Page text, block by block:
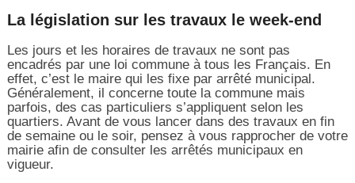
La législation sur les travaux le week-end
Les jours et les horaires de travaux ne sont pas
encadrés par une loi commune à tous les Français. En
effet, c’est le maire qui les fixe par arrêté municipal.
Généralement, il concerne toute la commune mais
parfois, des cas particuliers s’appliquent selon les
quartiers. Avant de vous lancer dans des travaux en fin
de semaine ou le soir, pensez à vous rapprocher de votre
mairie afin de consulter les arrêtés municipaux en
vigueur.